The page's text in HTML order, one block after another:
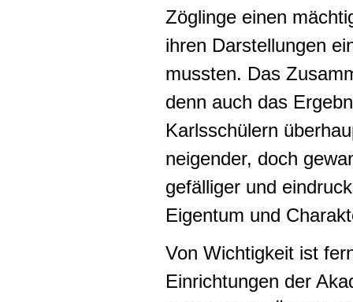
Zöglinge einen
ihren Darstellungen
mussten. Das
denn auch das
Karlsschülern
neigender, doch
gefälliger und
Eigentum und
Von Wichtigkeit ist
Einrichtungen der